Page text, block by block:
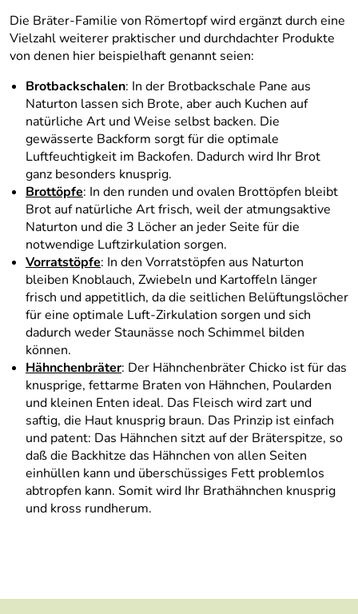
Die Bräter-Familie von Römertopf wird ergänzt durch eine
Vielzahl weiterer praktischer und durchdachter Produkte
von denen hier beispielhaft genannt seien:
Brotbackschalen: In der Brotbackschale Pane aus
Naturton lassen sich Brote, aber auch Kuchen auf
natürliche Art und Weise selbst backen. Die
gewässerte Backform sorgt für die optimale
Luftfeuchtigkeit im Backofen. Dadurch wird Ihr Brot
ganz besonders knusprig.
Brottöpfe: In den runden und ovalen Brottöpfen bleibt
Brot auf natürliche Art frisch, weil der atmungsaktive
Naturton und die 3 Löcher an jeder Seite für die
notwendige Luftzirkulation sorgen.
Vorratstöpfe: In den Vorratstöpfen aus Naturton
bleiben Knoblauch, Zwiebeln und Kartoffeln länger
frisch und appetitlich, da die seitlichen Belüftungslöcher
für eine optimale Luft-Zirkulation sorgen und sich
dadurch weder Staunässe noch Schimmel bilden
können.
Hähnchenbräter: Der Hähnchenbräter Chicko ist für das
knusprige, fettarme Braten von Hähnchen, Poularden
und kleinen Enten ideal. Das Fleisch wird zart und
saftig, die Haut knusprig braun. Das Prinzip ist einfach
und patent: Das Hähnchen sitzt auf der Bräterspitze, so
daß die Backhitze das Hähnchen von allen Seiten
einhüllen kann und überschüssiges Fett problemlos
abtropfen kann. Somit wird Ihr Brathähnchen knusprig
und kross rundherum.